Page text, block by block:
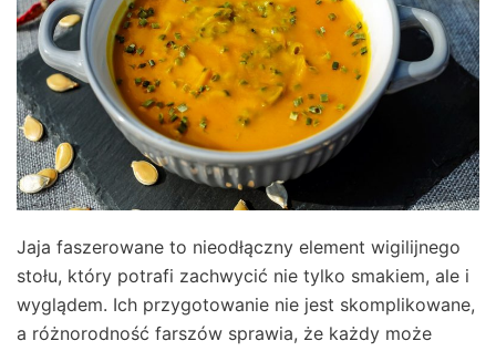
Jaja faszerowane to nieodłączny element wigilijnego
stołu, który potrafi zachwycić nie tylko smakiem, ale i
wyglądem. Ich przygotowanie nie jest skomplikowane,
a różnorodność farszów sprawia, że każdy może